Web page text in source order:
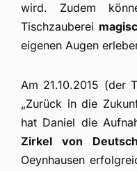
wird. Zudem
Tischzauberei
eigenen Augen
Am 21.10.2015 (der
„Zurück in die
hat Daniel die
Zirkel von
Oeynhausen